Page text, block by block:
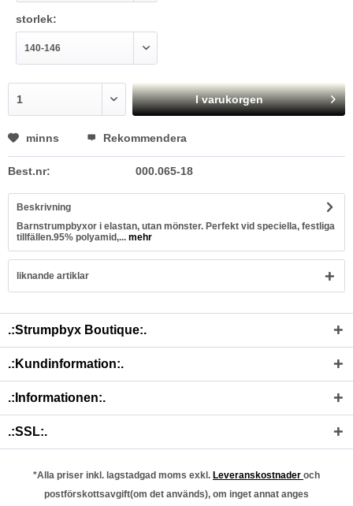
storlek:
I varukorgen
minns Rekommendera
Best.nr: 000.065-18
Beskrivning
Barnstrumpbyxor i elastan, utan mönster. Perfekt vid speciella, festliga
tillfällen.95% polyamid,... mehr
liknande artiklar
.:Strumpbyx Boutique:.
.:Kundinformation:.
.:Informationen:.
.:SSL:.
*Alla priser inkl. lagstadgad moms exkl. Leveranskostnader och
postförskottsavgift(om det används), om inget annat anges